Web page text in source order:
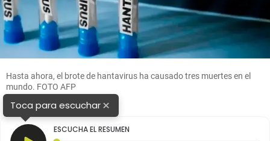
Hasta ahora, el brote de hantavirus ha causado tres muertes en el
mundo. FOTO AFP
Toca para escuchar×
ESCUCHA EL RESUMEN